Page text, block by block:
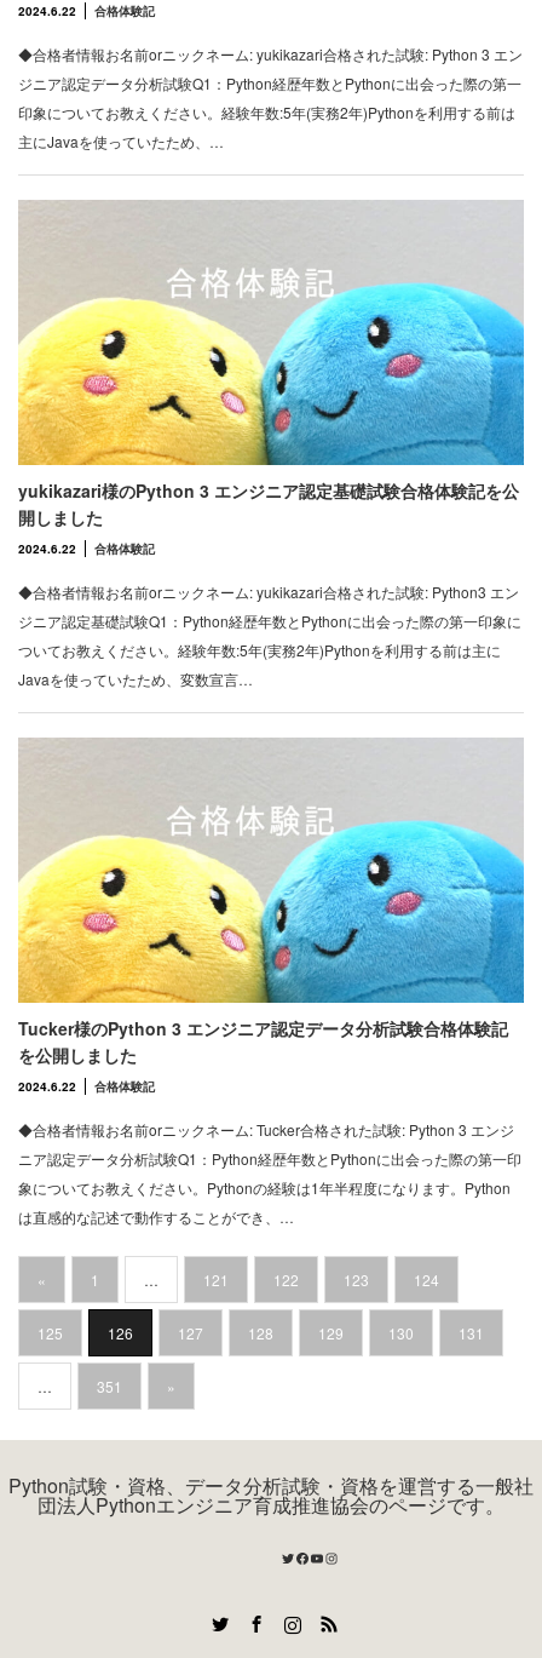
2024.6.22 合格体験記
◆合格者情報お名前orニックネーム: yukikazari合格された試験: Python 3 エン
ジニア認定データ分析試験Q1：Python経歴年数とPythonに出会った際の第一
印象についてお教えください。経験年数:5年(実務2年)Pythonを利用する前は
主にJavaを使っていたため、…
yukikazari様のPython 3 エンジニア認定基礎試験合格体験記を公
開しました
2024.6.22 合格体験記
◆合格者情報お名前orニックネーム: yukikazari合格された試験: Python3 エン
ジニア認定基礎試験Q1：Python経歴年数とPythonに出会った際の第一印象に
ついてお教えください。経験年数:5年(実務2年)Pythonを利用する前は主に
Javaを使っていたため、変数宣言…
Tucker様のPython 3 エンジニア認定データ分析試験合格体験記
を公開しました
2024.6.22 合格体験記
◆合格者情報お名前orニックネーム: Tucker合格された試験: Python 3 エンジ
ニア認定データ分析試験Q1：Python経歴年数とPythonに出会った際の第一印
象についてお教えください。Pythonの経験は1年半程度になります。Python
は直感的な記述で動作することができ、…
« 1 … 121 122 123 124
125 126 127 128 129 130 131
… 351 »
Python試験・資格、データ分析試験・資格を運営する一般社
団法人Pythonエンジニア育成推進協会のページです。
Twitter
Facebook
YouTube
Instagram
RSS